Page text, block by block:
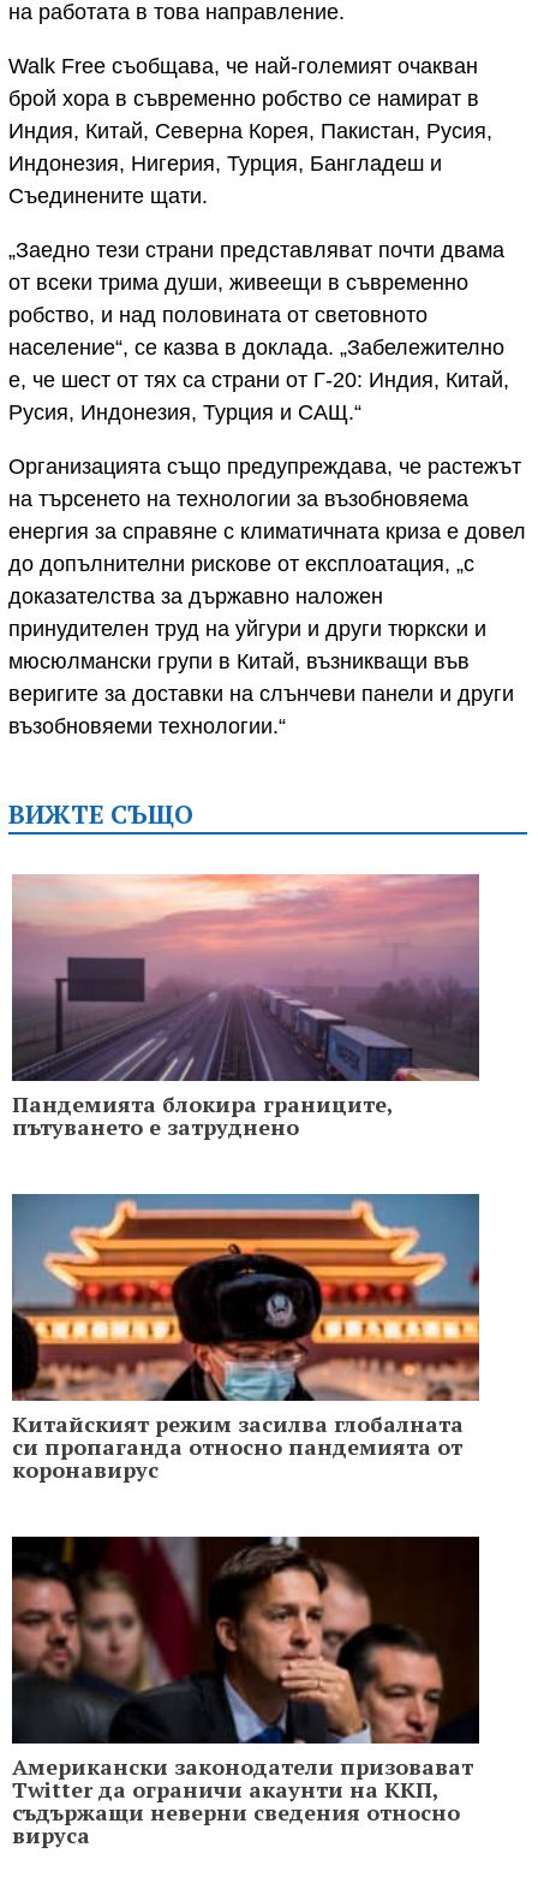
на работата в това направление.
Walk Free съобщава, че най-големият очакван
брой хора в съвременно робство се намират в
Индия, Китай, Северна Корея, Пакистан, Русия,
Индонезия, Нигерия, Турция, Бангладеш и
Съединените щати.
„Заедно тези страни представляват почти двама
от всеки трима души, живеещи в съвременно
робство, и над половината от световното
население“, се казва в доклада. „Забележително
е, че шест от тях са страни от Г-20: Индия, Китай,
Русия, Индонезия, Турция и САЩ.“
Организацията също предупреждава, че растежът
на търсенето на технологии за възобновяема
енергия за справяне с климатичната криза е довел
до допълнителни рискове от експлоатация, „с
доказателства за държавно наложен
принудителен труд на уйгури и други тюркски и
мюсюлмански групи в Китай, възникващи във
веригите за доставки на слънчеви панели и други
възобновяеми технологии.“
ВИЖТЕ СЪЩО
Пандемията блокира границите,
пътуването е затруднено
Китайският режим засилва глобалната
си пропаганда относно пандемията от
коронавирус
Американски законодатели призовават
Twitter да ограничи акаунти на ККП,
съдържащи неверни сведения относно
вируса